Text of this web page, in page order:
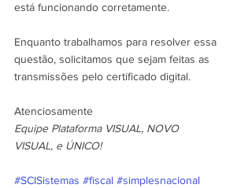
está funcionando corretamente.
Enquanto trabalhamos para resolver essa
questão, solicitamos que sejam feitas as
transmissões pelo certificado digital.
Atenciosamente
Equipe Plataforma VISUAL, NOVO
VISUAL, e ÚNICO!
#SCISistemas #fiscal #simplesnacional